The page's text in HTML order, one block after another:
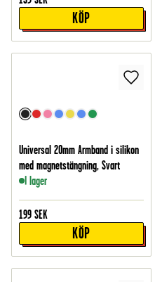
KÖP
Universal 20mm Armband i silikon
med magnetstängning, Svart
I lager
199 SEK
KÖP